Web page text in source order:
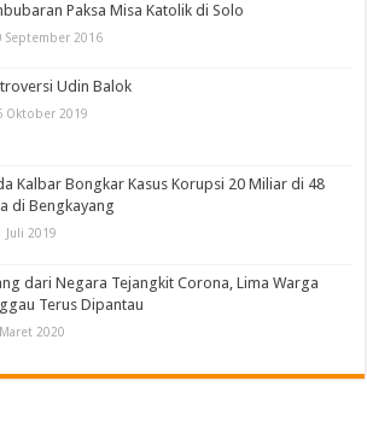
Paksa Misa Katolik di Solo
September 2016
Udin Balok
Oktober 2019
Kalbar Bongkar Kasus Korupsi 20 Miliar di 48
di Bengkayang
Juli 2019
dari Negara Tejangkit Corona, Lima Warga
Terus Dipantau
2020